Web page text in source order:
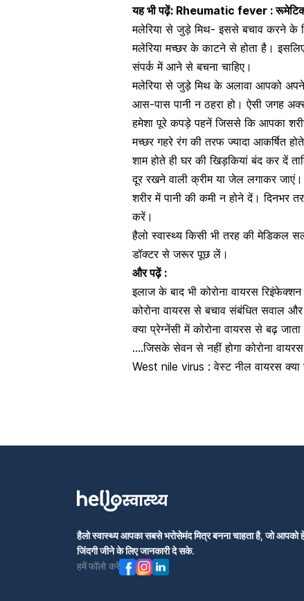
यह भी पढ़ें: Rheumatic fever : रूमेटिक
मलेरिया से जुड़े मिथ- इससे बचाव करने के
मलेरिया मच्छर के काटने से होता है।
संपर्क में आने से बचना चाहिए।
मलेरिया से जुड़े मिथ के अलावा आपको
आस-पासपानी न ठहरा हो। ऐसी जगह
हमेशा पूरे कपड़े पहनें जिससे कि आपका
मच्छर गहरेरंगकी तरफ ज्यादा आकर्षित
शाम होते ही घर की खिड़कियां बंद कर दें
दूर रखने वालीक्रीमया जेल लगाकर जाएं।
शरीर में पानी की कमी न होने दें। दिनभर
करें।
हैलो स्वास्थ्य किसी भी तरह की मेडिकल
डॉक्टर से जरूर पूछ लें।
और पढ़ें :
इलाज के बाद भी कोरोना वायरस
कोरोना वायरस से बचाव संबंधित सवाल
क्या प्रेग्नेंसी में कोरोना वायरस से बढ़
….जिसके सेवन से नहीं होगा कोरोना
West nile virus : वेस्ट नील वायरस क्या
हैलो स्वास्थ्य आपका सबसे भरोसेमंद मित्र बनना चाहता है, जो आपको
जिंदगी जीने के लिए जानकारी दे सके.
हमें फॉलो करें